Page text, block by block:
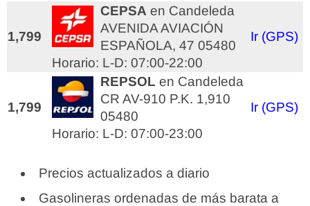
1,799
CEPSA en Candeleda
AVENIDA AVIACIÓN
ESPAÑOLA, 47 05480
Horario: L-D: 07:00-22:00
Ir (GPS)
1,799
REPSOL en Candeleda
CR AV-910 P.K. 1,910
05480
Horario: L-D: 07:00-23:00
Ir (GPS)
Precios actualizados a diario
Gasolineras ordenadas de más barata a